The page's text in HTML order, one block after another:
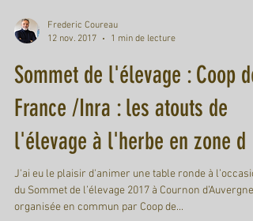
Frederic Coureau
12 nov. 2017
1 min de lecture
Sommet de l'élevage : Coop de
France /Inra : les atouts de
l'élevage à l'herbe en zone d
J'ai eu le plaisir d'animer une table ronde à